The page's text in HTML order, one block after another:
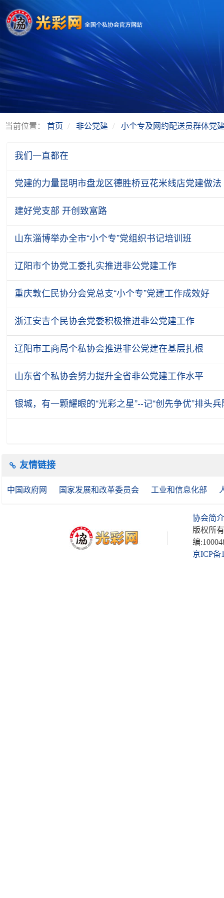
当前位置： 首页 非公党建 小个专及网约配送员群体党
我们一直都在
党建的力量昆明市盘龙区德胜桥豆花米线店党建做法
建好党支部 开创致富路
山东淄博举办全市“小个专”党组织书记培训班
辽阳市个协党工委扎实推进非公党建工作
重庆敦仁民协分会党总支“小个专”党建工作成效好
浙江安吉个民协会党委积极推进非公党建工作
辽阳市工商局个私协会推进非公党建在基层扎根
山东省个私协会努力提升全省非公党建工作水平
银城，有一颗耀眼的“光彩之星”--记“创先争优”排头
友情链接
中国政府网 国家发展和改革委员会 工业和信息化部
协会简介
版权所
编
京ICP备